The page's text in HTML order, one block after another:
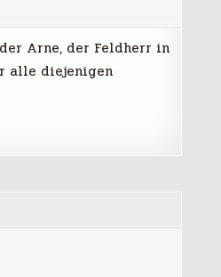
Arne, der Feldherr in
alle diejenigen